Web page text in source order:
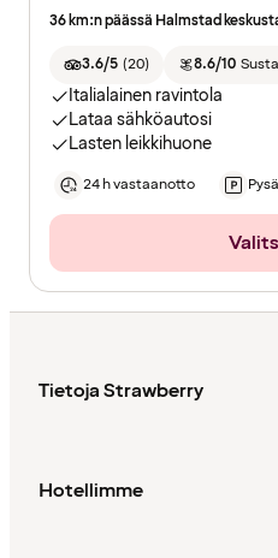
36 km:n päässä Halmstad
3.6/5 (20) 8.6/10
Italialainen ravintola
Lataa sähköautosi
Lasten leikkihuone
24 h vastaanotto
Tietoja Strawberry
Hotellimme